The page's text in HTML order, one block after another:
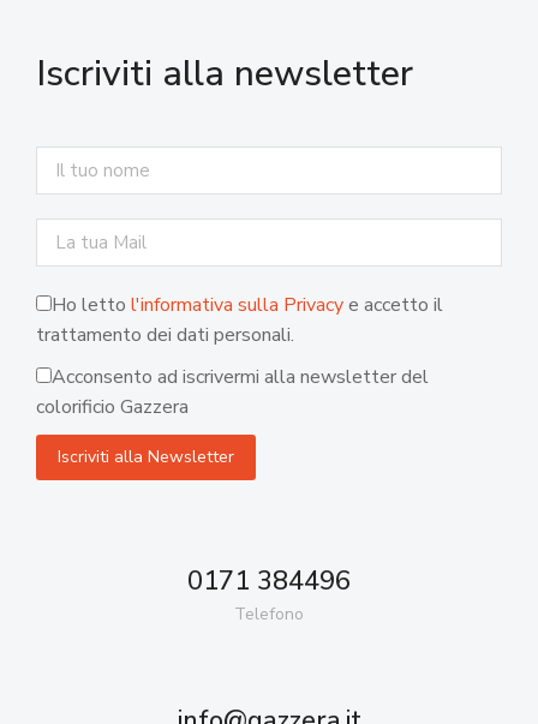
Iscriviti alla newsletter
Ho letto l'informativa sulla Privacye accetto il
trattamento dei dati personali.
Acconsento ad iscrivermi alla newsletter del
colorificio Gazzera
0171 384496
Telefono